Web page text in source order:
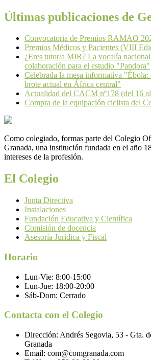
Últimas publicaciones de
Convocatoria de Premios RAMAO
Premios Médicos y Pacientes (VIII
¿Eres tutor/a MIR? La vocalía
colaboración para el estudio "Pandora"
Celebrada la mesa informativa "Ébola:
brote actual en África central"
Actualidad del CACM nº178 (del 16
Compra de la equipación ciclista del
Como colegiado, formas parte del Colegio
Granada, una institución fundada en el año
intereses de la profesión.
El Colegio
Junta Directiva
Instalaciones
Fundación Educativa y Científica
Comisión de docencia
Asesoría Jurídica y Fiscal
Horario
Lun-Vie: 8:00-15:00
Lun-Jue: 18:00-20:00
Sáb-Dom: Cerrado
Contacta con el Colegio
Dirección: Andrés Segovia, 53 - Gta.
Granada
Email: com@comgranada.com